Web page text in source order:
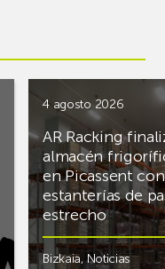
4 agosto 2026
AR Racking
almacén
en Picassent con
estanterías de
estrecho
Bizkaia,Noticias